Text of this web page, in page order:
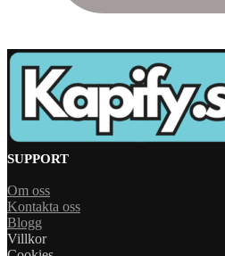
SUPPORT
Om oss
Kontakta oss
Blogg
Villkor